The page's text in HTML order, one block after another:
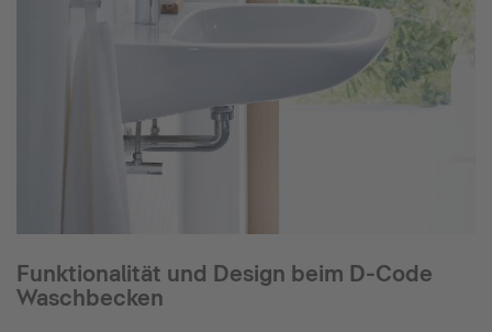
Funktionalität und Design beim D-Code
Waschbecken